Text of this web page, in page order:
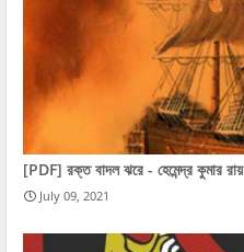
[PDF] রক্ত বাদল ঝরে - হেমেন্দ্র কুমার রায়
July 09, 2021